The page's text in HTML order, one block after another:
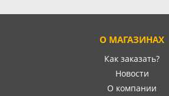
О МАГАЗИНАХ
Как заказать?
Новости
О компании